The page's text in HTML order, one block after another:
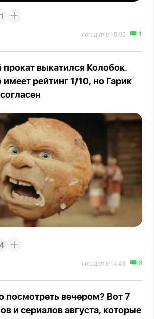
1
сегодня в 15:05 1
прокат выкатился Колобок.
имеет рейтинг 1/10, но Гарик
4
сегодня в 14:49 8
посмотреть вечером? Вот 7
и сериалов августа, которые